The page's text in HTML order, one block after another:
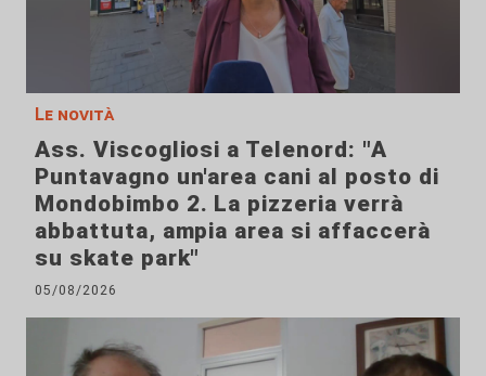
Le novità
Ass. Viscogliosi a Telenord: "A
Puntavagno un'area cani al posto di
Mondobimbo 2. La pizzeria verrà
abbattuta, ampia area si affaccerà
su skate park"
05/08/2026